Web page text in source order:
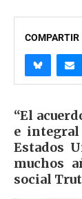
COMPARTIR
“El
e
Estados
muchos
social